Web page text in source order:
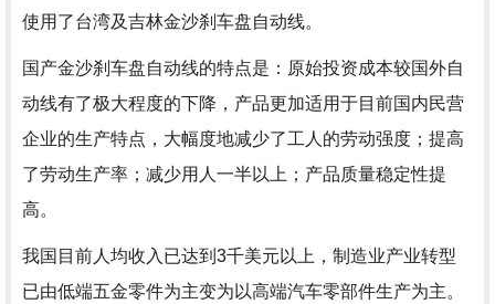
使用了台湾及吉林金沙刹车盘自动线。
国产金沙刹车盘自动线的特点是：原始投资成本较国外自
动线有了极大程度的下降，产品更加适用于目前国内民营
企业的生产特点，大幅度地减少了工人的劳动强度；提高
了劳动生产率；减少用人一半以上；产品质量稳定性提
高。
我国目前人均收入已达到3千美元以上，制造业产业转型
已由低端五金零件为主变为以高端汽车零部件生产为主。